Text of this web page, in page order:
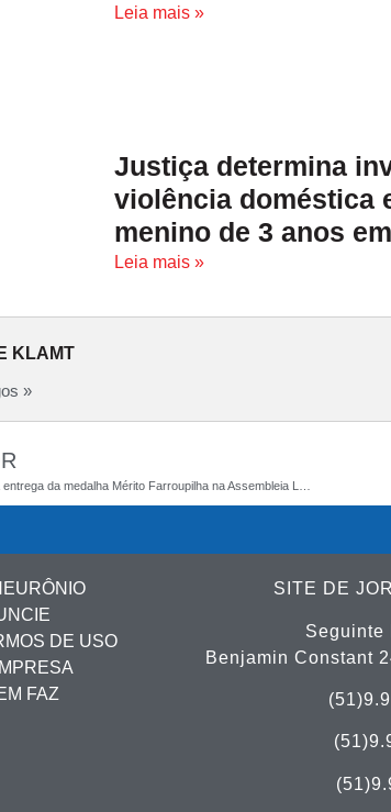
Leia mais »
Justiça determina
violência doméstica
menino de 3 anos
Leia mais »
KLAMT
»
DE USO
FAZ
SITE DE
Seguinte
Benjamin Constant
(51)